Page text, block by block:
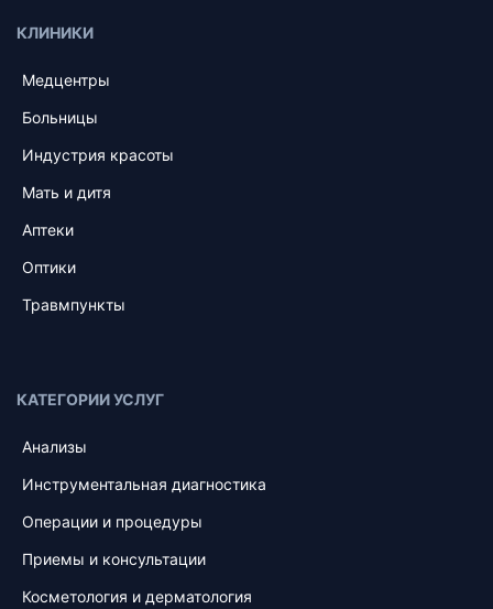
КЛИНИКИ
Медцентры
Больницы
Индустрия красоты
Мать и дитя
Аптеки
Оптики
Травмпункты
КАТЕГОРИИ УСЛУГ
Анализы
Инструментальная диагностика
Операции и процедуры
Приемы и консультации
Косметология и дерматология